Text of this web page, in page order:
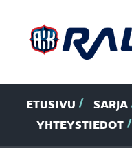
ETUSIVU SARJA
YHTEYSTIEDOT